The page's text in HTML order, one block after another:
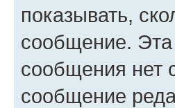
показывать,
сообщение. Эта
сообщения нет
сообщение